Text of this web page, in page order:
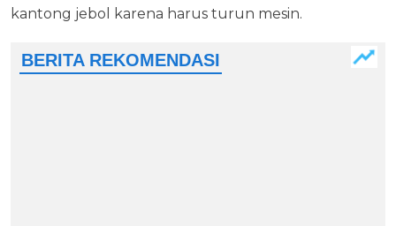
kantong jebol karena harus turun mesin.